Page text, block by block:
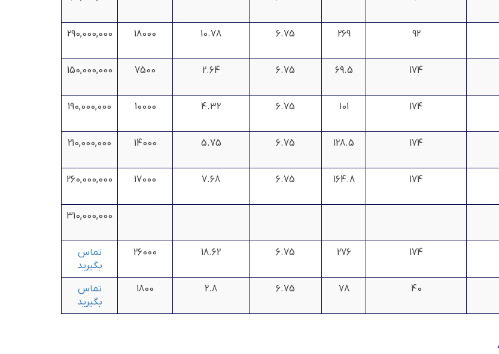
92
269
6.75
10.78
18000
290,000,000
174
69.5
6.75
2.64
7500
150,000,000
174
101
6.75
4.32
10000
190,000,000
174
128.5
6.75
5.75
14000
210,000,000
174
164.8
6.75
7.68
17000
260,000,000
310,000,000
174
276
6.75
18.62
26000
تماس
بگیرید
40
78
6.75
2.8
1800
تماس
بگیرید